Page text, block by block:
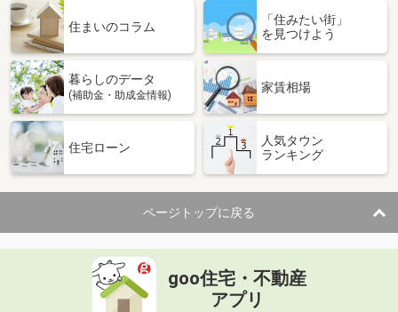
住まいのコラム
「住みたい街」
を見つけよう
暮らしのデータ
(補助金・助成金情報)
家賃相場
住宅ローン
人気タウン
ランキング
ページトップに戻る
goo住宅・不動産
アプリ